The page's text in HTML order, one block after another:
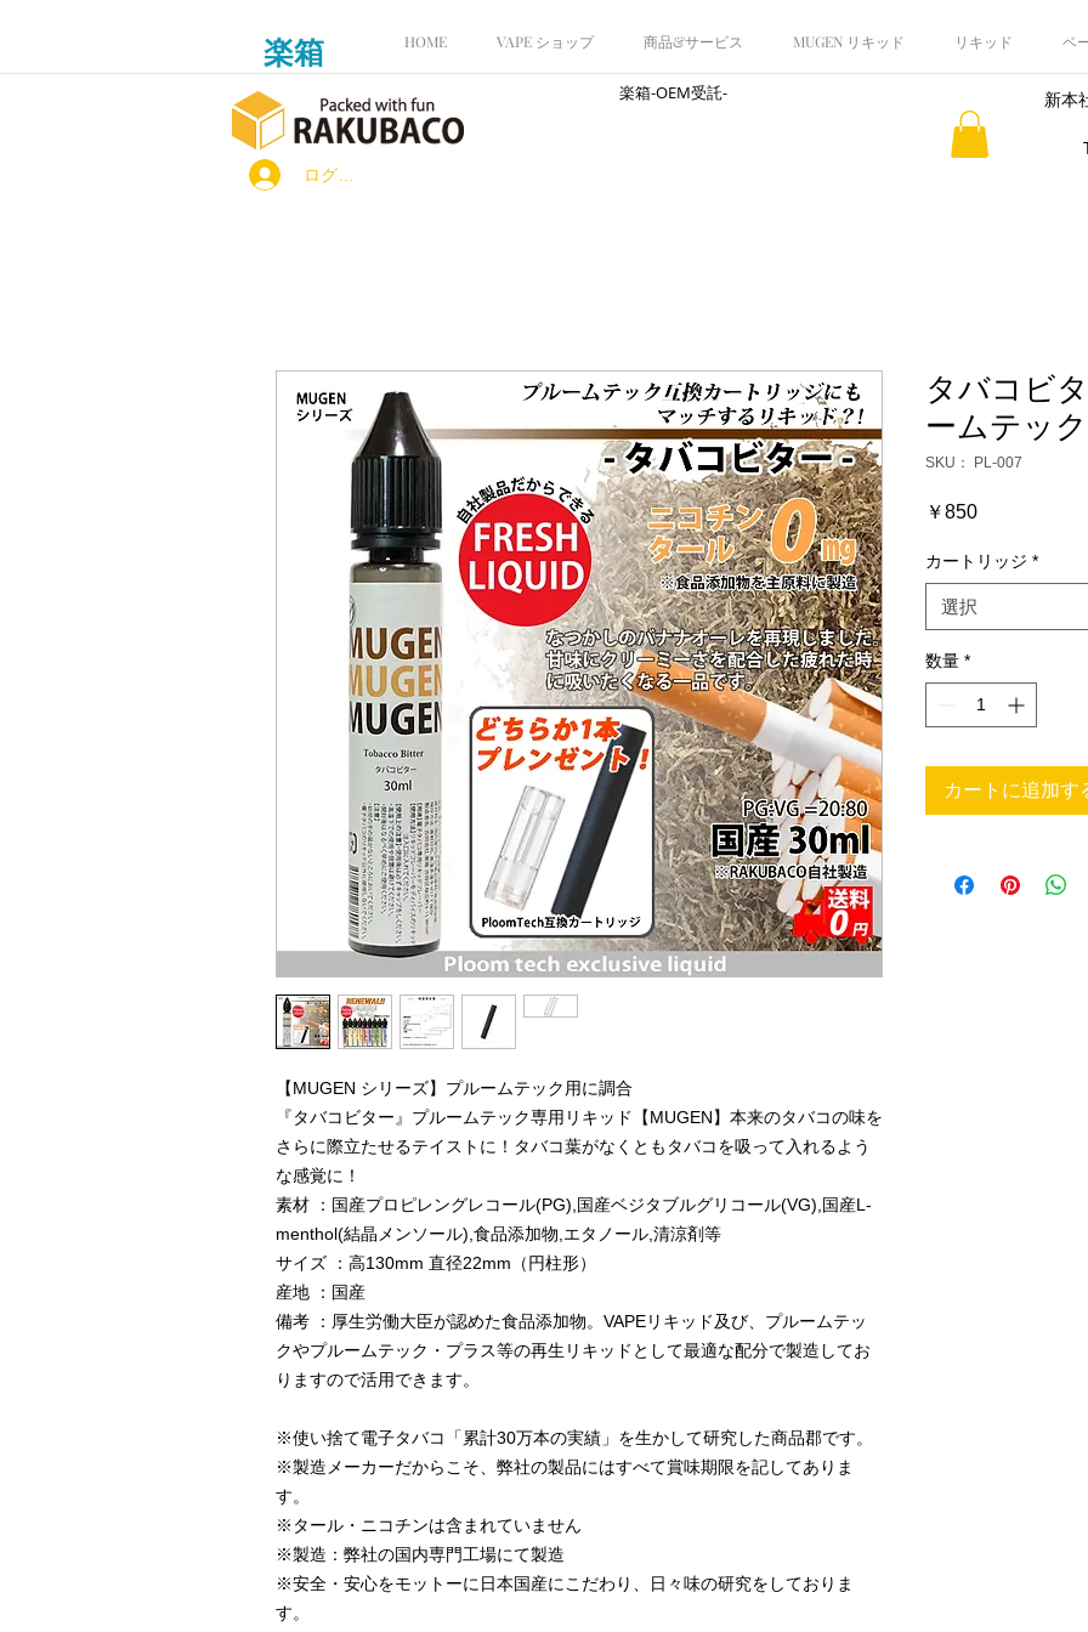
楽箱 HOME VAPE ショップ 商品&サービス MUGEN リキッド リキッド ベ
楽箱-OEM受託-
ログイン
新本
​会社概要
【MUGEN シリーズ】プルームテック用に調合
『タバコビター』プルームテック専用リキッド【MUGEN】本来のタバコの味を
さらに際立たせるテイストに！タバコ葉がなくともタバコを吸って入れるよう
な感覚に！
素材 ：国産プロピレングレコール(PG),国産ベジタブルグリコール(VG),国産L-
menthol(結晶メンソール),食品添加物,エタノール,清涼剤等
サイズ ：高130mm 直径22mm（円柱形）
産地 ：国産
備考 ：厚生労働大臣が認めた食品添加物。VAPEリキッド及び、プルームテッ
クやプルームテック・プラス等の再生リキッドとして最適な配分で製造してお
りますので活用できます。
※使い捨て電子タバコ「累計30万本の実績」を生かして研究した商品郡です。
※製造メーカーだからこそ、弊社の製品にはすべて賞味期限を記してありま
す。
※タール・ニコチンは含まれていません
※製造：弊社の国内専門工場にて製造
※安全・安心をモットーに日本国産にこだわり、日々味の研究をしておりま
す。
タバコビ
ームテッ
SKU： PL-007
￥850価
カートリッジ *
選択
数量 *
カートに追加す